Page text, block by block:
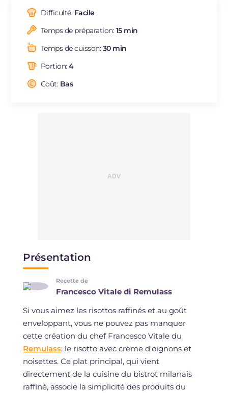
ES
BR
NL
Difficulté: Facile
Temps de préparation:15 min
Temps de cuisson:30 min
Portion:4
Coût: Bas
Présentation
Recette de
Francesco Vitale di Remulass
Si vous aimez les risottos raffinés et au goût
enveloppant, vous ne pouvez pas manquer
cette création du chef Francesco Vitale du
Remulass: le risotto avec crème d'oignons et
noisettes. Ce plat principal, qui vient
directement de la cuisine du bistrot milanais
raffiné, associe la simplicité des produits du